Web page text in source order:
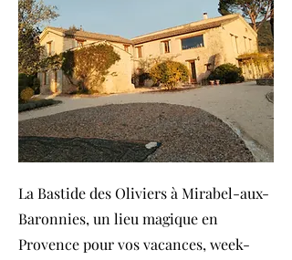
La Bastide des Oliviers à Mirabel-aux-
Baronnies, un lieu magique en
Provence pour vos vacances, week-